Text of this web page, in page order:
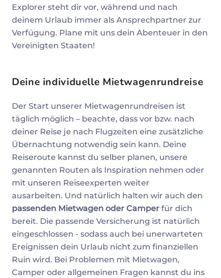
Explorer steht dir vor, während und nach
deinem Urlaub immer als Ansprechpartner zur
Verfügung. Plane mit uns dein Abenteuer in den
Vereinigten Staaten!
Deine individuelle Mietwagenrundreise
Der Start unserer Mietwagenrundreisen ist
täglich möglich – beachte, dass vor bzw. nach
deiner Reise je nach Flugzeiten eine zusätzliche
Übernachtung notwendig sein kann. Deine
Reiseroute kannst du selber planen, unsere
genannten Routen als Inspiration nehmen oder
mit unseren Reiseexperten weiter
ausarbeiten. Und natürlich halten wir auch den
passenden Mietwagen oder Camper für dich
bereit. Die passende Versicherung ist natürlich
eingeschlossen - sodass auch bei unerwarteten
Ereignissen dein Urlaub nicht zum finanziellen
Ruin wird. Bei Problemen mit Mietwagen,
Camper oder allgemeinen Fragen kannst du ins